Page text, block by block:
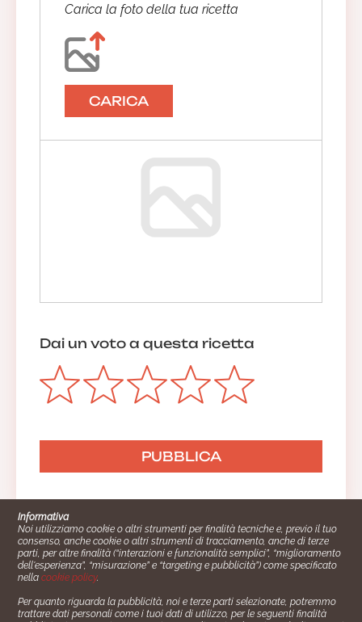
Carica la foto della tua ricetta
CARICA
Dai un voto a questa ricetta
Informativa
Noi utilizziamo cookie o altri strumenti per finalità tecniche e, previo il tuo
consenso, anche cookie o altri strumenti di tracciamento, anche di terze
parti, per altre finalità (“interazioni e funzionalità semplici”, “miglioramento
dell'esperienza”, “misurazione” e “targeting e pubblicità”) come specificato
nellacookie policy.
Per quanto riguarda la pubblicità, noi e terze parti selezionate, potremmo
trattare dati personali come i tuoi dati di utilizzo, per le seguenti finalità